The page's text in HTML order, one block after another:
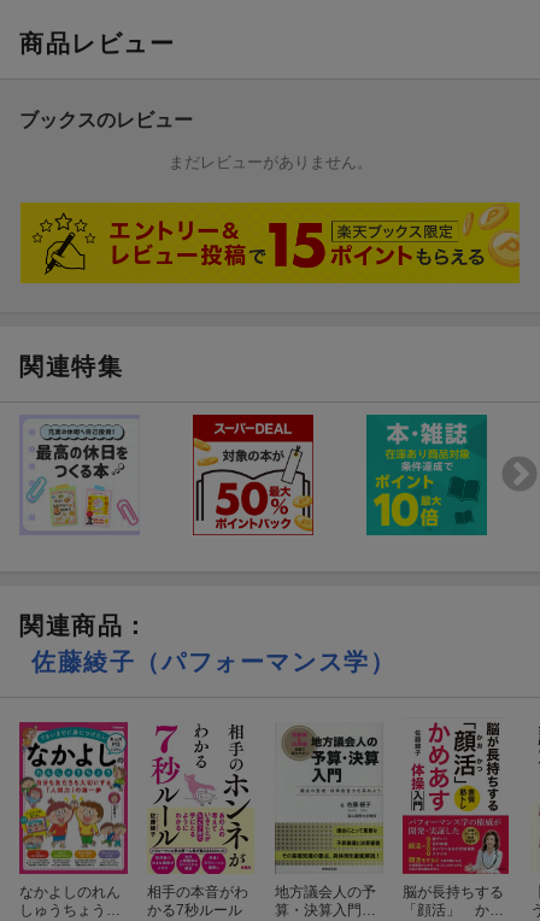
商品レビュー
ブックスのレビュー
まだレビューがありません。
関連特集
関連商品 ：
佐藤綾子（パフォーマンス学）
なかよしのれん
しゅうちょう
相手の本音がわ
かる7秒ルール
地方議会人の予
算・決算入門
脳が長持ちする
「顔活」 かめ